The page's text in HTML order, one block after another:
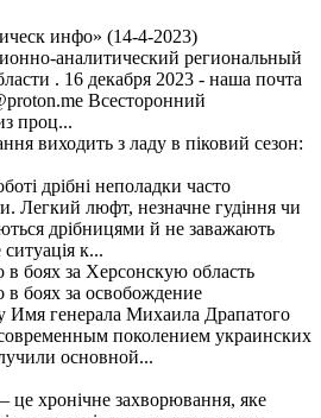
инфо» (14-4-2023)
аналитический региональный
. 16 декабря 2023 - наша почта
Всесторонний
проц...
виходить з ладу в піковий сезон:
дрібні неполадки часто
Легкий люфт, незначне гудіння чи
дрібницями й не заважають
к...
боях за Херсонскую область
боях за освобождение
генерала Михаила Драпатого
поколением украинских
основной...
це хронічне захворювання, яке